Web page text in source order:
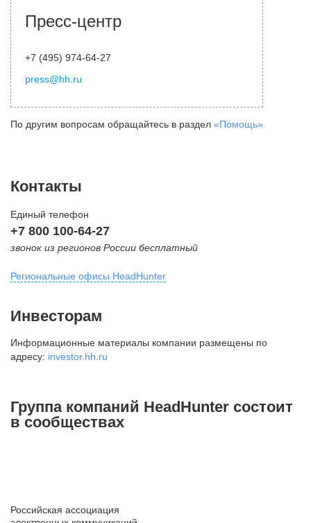
Пресс-центр
+7 (495) 974-64-27
press@hh.ru
По другим вопросам обращайтесь в раздел «Помощь»
Контакты
Единый телефон
+7 800 100-64-27
звонок из регионов России бесплатный
Региональные офисы HeadHunter
внутригородская территория
Муниципальный округ Тверской,
2-я Брестская ул., д. 48,
+7 495 980-64-27
ул. Жуковского, д. 19, особняк
Инвесторам
Информационные материалы компании размещены по
адресу: investor.hh.ru
Группа компаний HeadHunter состоит
в сообществах
Российская ассоциация